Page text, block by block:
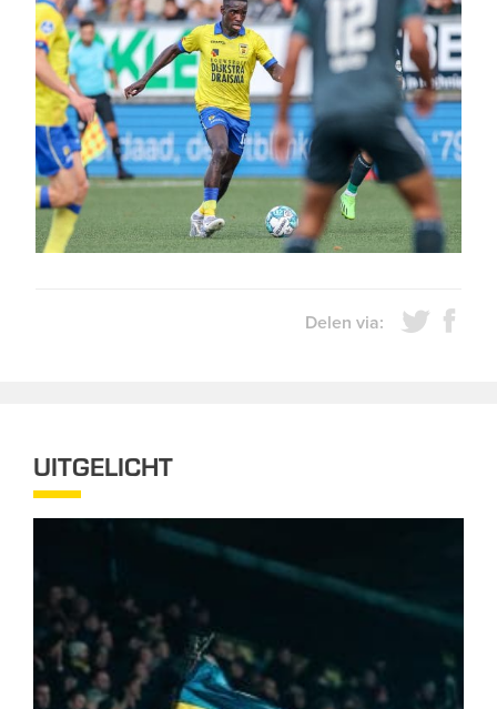
Delen via:
UITGELICHT